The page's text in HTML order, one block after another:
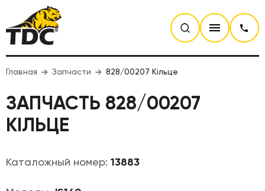
Главная Запчасти 828/00207 Кільце
ЗАПЧАСТЬ 828/00207
КІЛЬЦЕ
Каталожный номер: 13883